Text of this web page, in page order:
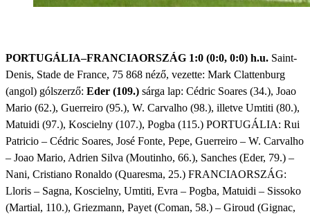
PORTUGÁLIA–FRANCIAORSZÁG 1:0 (0:0, 0:0) h.u. Saint-
Denis, Stade de France, 75 868 néző, vezette: Mark Clattenburg
(angol) gólszerző: Eder (109.) sárga lap: Cédric Soares (34.), Joao
Mario (62.), Guerreiro (95.), W. Carvalho (98.), illetve Umtiti (80.),
Matuidi (97.), Koscielny (107.), Pogba (115.) PORTUGÁLIA: Rui
Patricio – Cédric Soares, José Fonte, Pepe, Guerreiro – W. Carvalho
– Joao Mario, Adrien Silva (Moutinho, 66.), Sanches (Eder, 79.) –
Nani, Cristiano Ronaldo (Quaresma, 25.) FRANCIAORSZÁG:
Lloris – Sagna, Koscielny, Umtiti, Evra – Pogba, Matuidi – Sissoko
(Martial, 110.), Griezmann, Payet (Coman, 58.) – Giroud (Gignac,